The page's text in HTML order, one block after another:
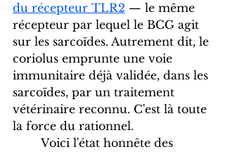
du récepteur TLR2 — le même
récepteur par lequel le BCG agit
sur les sarcoïdes. Autrement dit, le
coriolus emprunte une voie
immunitaire déjà validée, dans les
sarcoïdes, par un traitement
vétérinaire reconnu. C'est là toute
la force du rationnel.